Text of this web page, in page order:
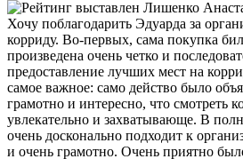
Хочу поблагодарить Эдуарда за
корриду. Во-первых, сама покупка
произведена очень четко и
предоставление лучших мест на
самое важное: само действо было
грамотно и интересно, что смотреть
увлекательно и захватывающе. В
очень досконально подходит к
и очень грамотно. Очень приятно